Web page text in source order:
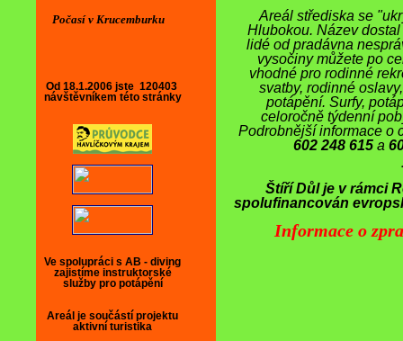
AKTUALITY-INFORMACE
Sleva na ubytování ve dvou měsících roku
Areál střediska se
Hlubokou. Název
lidé od pradávna
vysočiny můžete po
vhodné pro rodinné
svatby, rodinné
potápění. Surfy,
celoročně týdenní
Podrobnější informace o
602 248 615 a
Štíří Důl je v rámci
spolufinancován
Informace o
Od 18.1.2006 jste 120403
návštěvníkem této stránky
Ve spolupráci s AB - diving
zajistíme instruktorské
služby pro potápění
Areál je součástí projektu
aktivní turistika
Počasí v Krucemburku